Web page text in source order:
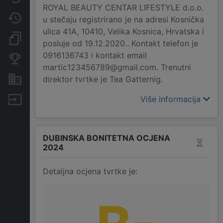
Promjene
Dokumenti i objave
Konkurentske tvrtke
Nekretnine i imovina
ROYAL BEAUTY CENTAR LIFESTYLE d.o.o.
u stečaju registrirano je na adresi Kosnička
ulica 41A, 10410, Velika Kosnica, Hrvatska i
posluje od 19.12.2020.. Kontakt telefon je
0916136743 i kontakt email
martic123456789@gmail.com. Trenutni
direktor tvrtke je Tea Gatternig.
Više informacija
DUBINSKA BONITETNA OCJENA
2024
Detaljna ocjena tvrtke je: